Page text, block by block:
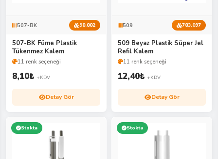
507-BK 98.882
507-BK Füme Plastik
Tükenmez Kalem
11 renk seçeneği
8,10₺ +KDV
Detay Gör
509 783.097
509 Beyaz Plastik Süper Jel
Refil Kalem
11 renk seçeneği
12,40₺ +KDV
Detay Gör
Stokta Stokta